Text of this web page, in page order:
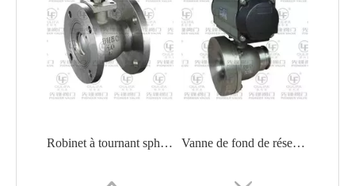
Robinet à tournant sphérique durable en acier inoxydable pour applications industrielles Vanne de fond de réservoir pneumatique PQ68c1F